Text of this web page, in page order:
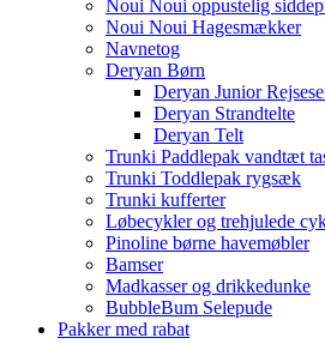
Noui Noui oppustelig
Noui Noui Hagesmækker
Navnetog
Deryan Børn
Deryan Junior
Deryan Strandtelte
Deryan Telt
Trunki Paddlepak vandtæt
Trunki Toddlepak rygsæk
Trunki kufferter
Løbecykler og trehjulede
Pinoline børne havemøbler
Bamser
Madkasser og drikkedunke
BubbleBum Selepude
Pakker med rabat